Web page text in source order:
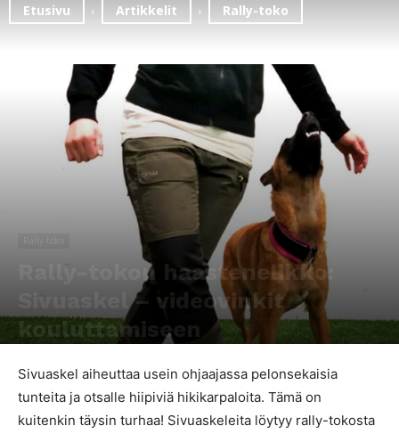
Etusivu Artikkelit Rally-toko
Rally-tokon haastenelikko:
Sivuaskel – videovinkit
kouluttamiseen
Sivuaskel aiheuttaa usein ohjaajassa pelonsekaisia
tunteita ja otsalle hiipiviä hikikarpaloita. Tämä on
kuitenkin täysin turhaa! Sivuaskeleita löytyy rally-tokosta